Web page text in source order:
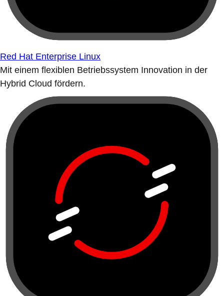
Red Hat Enterprise Linux
Mit einem flexiblen Betriebssystem Innovation in der
Hybrid Cloud fördern.